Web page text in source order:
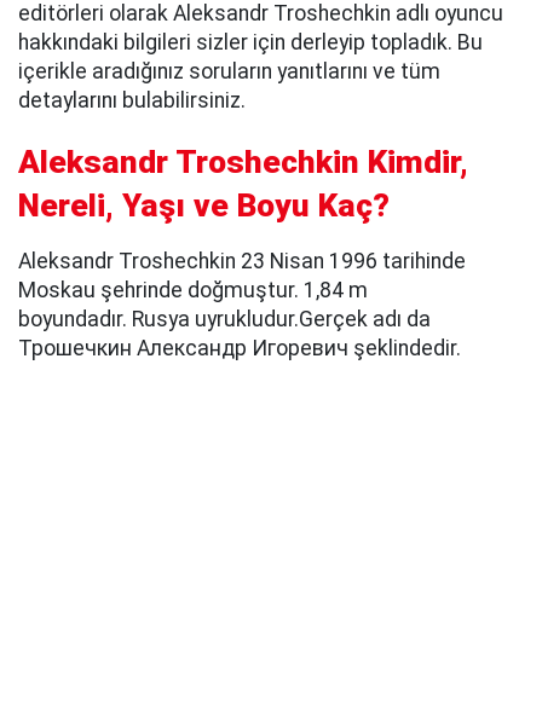
editörleri olarak Aleksandr Troshechkin adlı oyuncu
hakkındaki bilgileri sizler için derleyip topladık. Bu
içerikle aradığınız soruların yanıtlarını ve tüm
detaylarını bulabilirsiniz.
Aleksandr Troshechkin Kimdir,
Nereli, Yaşı ve Boyu Kaç?
Aleksandr Troshechkin 23 Nisan 1996 tarihinde
Moskau şehrinde doğmuştur. 1,84 m
boyundadır. Rusya uyrukludur.Gerçek adı da
Трошечкин Александр Игоревич şeklindedir.